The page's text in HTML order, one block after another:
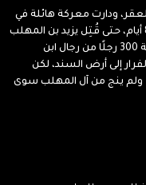
ودارت معركة هائلة في
14 صفر سنة 102 من الهجرة. استمر القتال 8 أيام، حتى قُتِل يزيد بن المهلب
وإخوته وعدد كبير من جيشه. كما أسر مسلمة 300 رجلًا من رجال ابن
إلى أرض السند، لكن
ينج من آل المهلب سوى